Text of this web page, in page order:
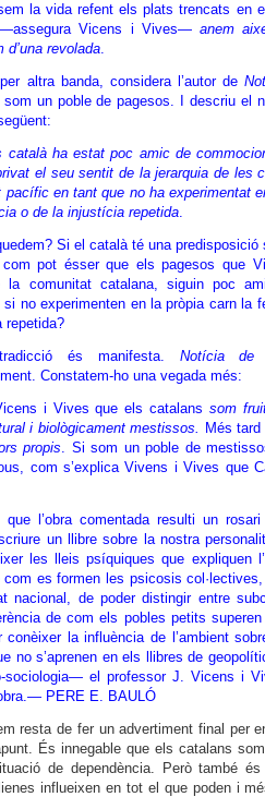
la vida refent els plats trencats en
—assegura Vicens i Vives—anem
d’una revolada.
altra banda, considera l’autor de
som un poble de pagesos. I descriu el
català ha estat poc amic de
el seu sentit de la jerarquia de les
pacífic en tant que no ha experimentat
o de la injustícia repetida.
Si el català té una
com pot ésser que els pagesos que
la comunitat catalana, siguin poc
no experimenten en la pròpia carn la
repetida?
és manifesta. Notícia de
Constatem-ho una vegada més:
i Vives que els catalans som
i biològicament mestissos. Més
propis. Si som un poble de
com s’explica Vivens i Vives que
que l’obra comentada resulti un rosari
un llibre sobre la nostra
les lleis psíquiques que expliquen
com es formen les psicosis
nacional, de poder distingir entre
de com els pobles petits superen
conèixer la influència de l’ambient
no s’aprenen en els llibres de
sociologia— el professor J. Vicens i
PERE E. BAULÓ
resta de fer un advertiment final per
És innegable que els catalans
de dependència. Però també
influeixen en tot el que poden i